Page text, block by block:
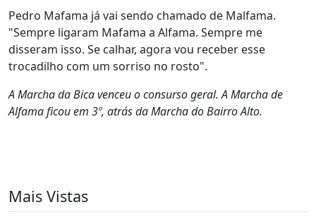
Pedro Mafama já vai sendo chamado de Malfama.
"Sempre ligaram Mafama a Alfama. Sempre me
disseram isso. Se calhar, agora vou receber esse
trocadilho com um sorriso no rosto".
A Marcha da Bica venceu o consurso geral. A Marcha de
Alfama ficou em 3º, atrás da Marcha do Bairro Alto.
Mais Vistas